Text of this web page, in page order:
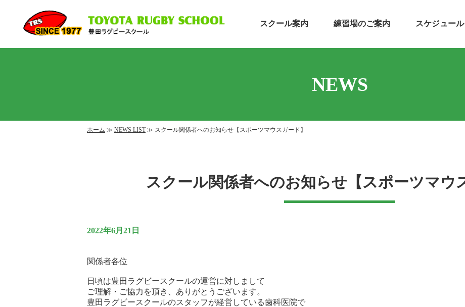
スクール案内 練習場のご案内 スケジュール
NEWS
ホーム ≫ NEWS LIST≫ スクール関係者へのお知らせ【スポーツマウスガード】
スクール関係者へのお知らせ【スポーツマウ
2022年6月21日
関係者各位
日頃は豊田ラグビースクールの運営に対しまして
ご理解・ご協力を頂き、ありがとうございます。
豊田ラグビースクールのスタッフが経営している歯科医院で